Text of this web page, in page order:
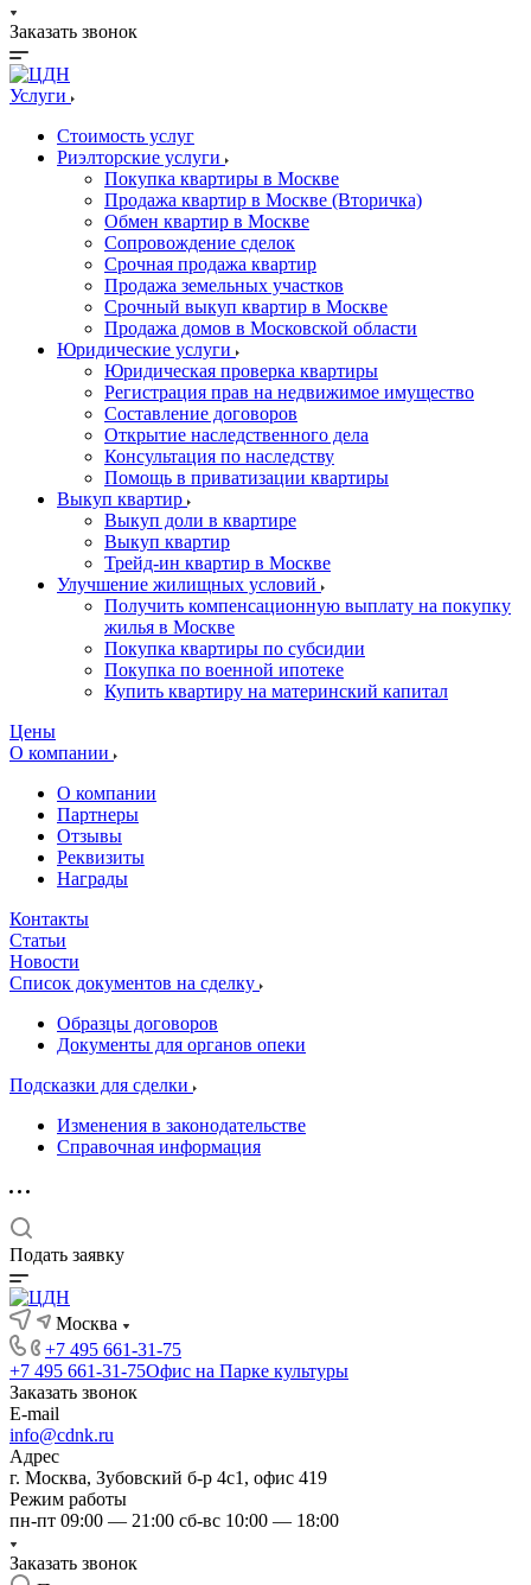
Заказать звонок
Услуги
Стоимость услуг
Риэлторские услуги
Покупка квартиры в Москве
Продажа квартир в Москве (Вторичка)
Обмен квартир в Москве
Сопровождение сделок
Срочная продажа квартир
Продажа земельных участков
Срочный выкуп квартир в Москве
Продажа домов в Московской области
Юридические услуги
Юридическая проверка квартиры
Регистрация прав на недвижимое имущество
Составление договоров
Открытие наследственного дела
Консультация по наследству
Помощь в приватизации квартиры
Выкуп квартир
Выкуп доли в квартире
Выкуп квартир
Трейд-ин квартир в Москве
Улучшение жилищных условий
Получить компенсационную выплату на покупку
жилья в Москве
Покупка квартиры по субсидии
Покупка по военной ипотеке
Купить квартиру на материнский капитал
Цены
О компании
О компании
Партнеры
Отзывы
Реквизиты
Награды
Контакты
Статьи
Новости
Список документов на сделку
Образцы договоров
Документы для органов опеки
Подсказки для сделки
Изменения в законодательстве
Справочная информация
Подать заявку
Москва
+7 495 661-31-75
+7 495 661-31-75Офис на Парке культуры
Заказать звонок
E-mail
info@cdnk.ru
Адрес
г. Москва, Зубовский б-р 4с1, офис 419
Режим работы
пн-пт 09:00 — 21:00 сб-вс 10:00 — 18:00
Заказать звонок